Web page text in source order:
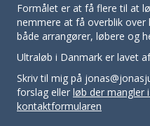
Formålet er at få flere til at
nemmere at få overblik
både arrangører, løbere og
Ultraløb i Danmark er lavet
Skriv til mig på
forslag eller løb der mangler
kontaktformularen